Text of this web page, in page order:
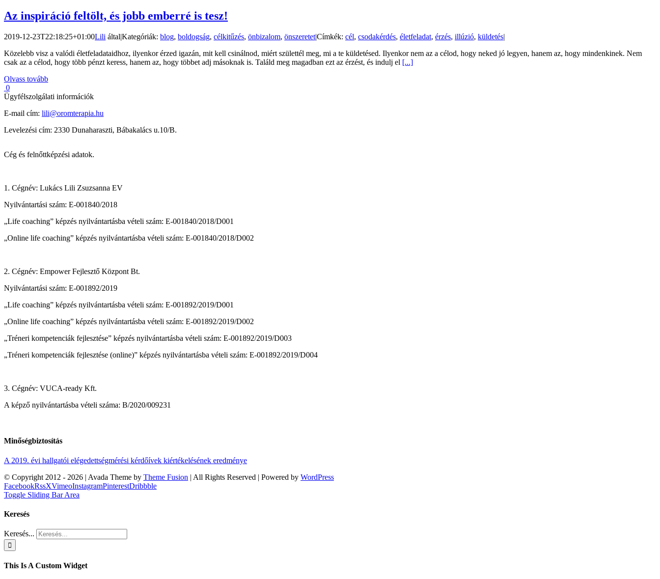
Az inspiráció feltölt, és jobb emberré is tesz!
2019-12-23T22:18:25+01:00Lili által|Kategóriák: blog, boldogság, célkitűzés, önbizalom, önszeretet|Címkék: cél, csodakérdés, életfeladat, érzés, illúzió, küldetés|
Közelebb visz a valódi életfeladataidhoz, ilyenkor érzed igazán, mit kell csinálnod, miért születtél meg, mi a te küldetésed. Ilyenkor nem az a célod, hogy neked jó legyen, hanem az, hogy mindenkinek. Nem
csak az a célod, hogy több pénzt keress, hanem az, hogy többet adj másoknak is. Találd meg magadban ezt az érzést, és indulj el [...]
Olvass tovább
0
Ügyfélszolgálati információk
E-mail cím: lili@oromterapia.hu
Levelezési cím: 2330 Dunaharaszti, Bábakalács u.10/B.
Cég és felnőttképzési adatok.
1. Cégnév: Lukács Lili Zsuzsanna EV
Nyilvántartási szám: E-001840/2018
„Life coaching” képzés nyilvántartásba vételi szám: E-001840/2018/D001
„Online life coaching” képzés nyilvántartásba vételi szám: E-001840/2018/D002
2. Cégnév: Empower Fejlesztő Központ Bt.
Nyilvántartási szám: E-001892/2019
„Life coaching” képzés nyilvántartásba vételi szám: E-001892/2019/D001
„Online life coaching” képzés nyilvántartásba vételi szám: E-001892/2019/D002
„Tréneri kompetenciák fejlesztése” képzés nyilvántartásba vételi szám: E-001892/2019/D003
„Tréneri kompetenciák fejlesztése (online)” képzés nyilvántartásba vételi szám: E-001892/2019/D004
3. Cégnév: VUCA-ready Kft.
A képző nyilvántartásba vételi száma: B/2020/009231
Minőségbiztosítás
A 2019. évi hallgatói elégedettségmérési kérdőívek kiértékelésének eredménye
© Copyright 2012 - 2026 | Avada Theme by Theme Fusion | All Rights Reserved | Powered by WordPress
FacebookRssXVimeoInstagramPinterestDribbble
Toggle Sliding Bar Area
Keresés
Keresés...
This Is A Custom Widget